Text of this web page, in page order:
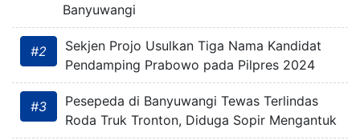
Banyuwangi
#2
Sekjen Projo Usulkan Tiga Nama Kandidat
Pendamping Prabowo pada Pilpres 2024
#3
Pesepeda di Banyuwangi Tewas Terlindas
Roda Truk Tronton, Diduga Sopir Mengantuk